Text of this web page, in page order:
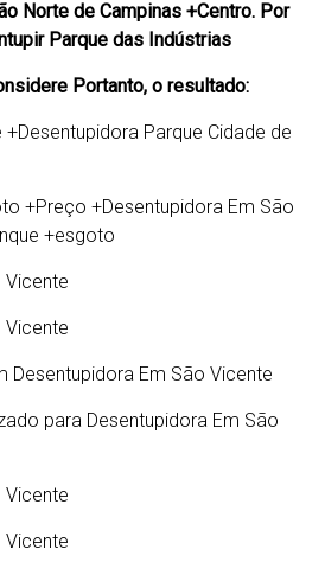
Norte de Campinas +Centro. Por
Parque das Indústrias
Portanto, o resultado:
+Desentupidora Parque Cidade de
+Preço +Desentupidora Em São
+esgoto
Vicente
Vicente
Desentupidora Em São Vicente
para Desentupidora Em São
Vicente
Vicente